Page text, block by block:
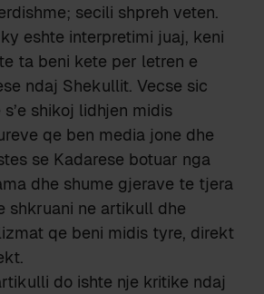
secili shpreh veten.
eshte interpretimi juaj, keni
ta beni kete per letren e
ndaj Shekullit. Vecse sic
s’e shikoj lidhjen midis
qe ben media jone dhe
se Kadarese botuar nga
dhe shume gjerave te tjera
shkruani ne artikull dhe
qe beni midis tyre, direkt
do ishte nje kritike ndaj